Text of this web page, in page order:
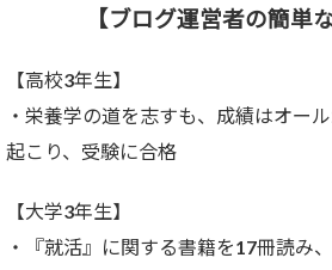
【ブログ運営者の簡単
【高校3年生】
・栄養学の道を志すも、成績はオー
起こり、受験に合格
【大学3年生】
・『就活』に関する書籍を17冊読み